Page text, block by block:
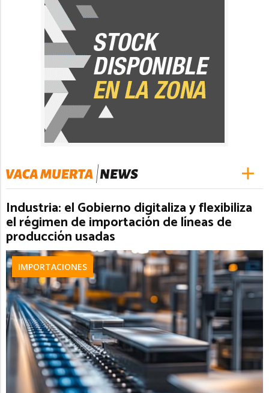
Industria: el Gobierno digitaliza y flexibiliza
el régimen de importación de líneas de
producción usadas
IMPORTACIONES